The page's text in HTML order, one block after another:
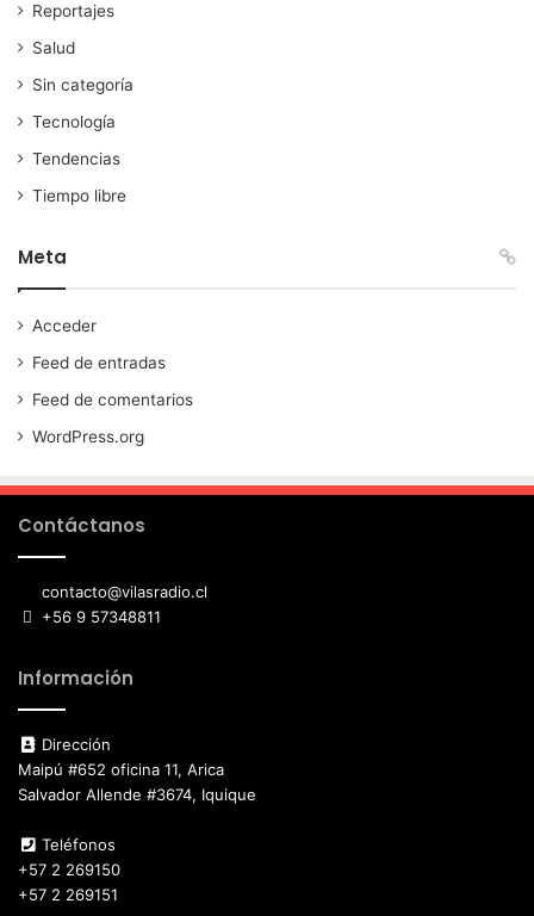
Reportajes
Salud
Sin categoría
Tecnología
Tendencias
Tiempo libre
Meta
Acceder
Feed de entradas
Feed de comentarios
WordPress.org
Contáctanos
contacto@vilasradio.cl
+56 9 57348811
Información
Dirección
Maipú #652 oficina 11, Arica
Salvador Allende #3674, Iquique
Teléfonos
+57 2 269150
+57 2 269151